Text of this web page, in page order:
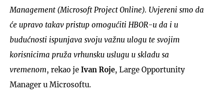
Management (Microsoft Project Online). Uvjereni smo da
će upravo takav pristup omogućiti HBOR-u da i u
budućnosti ispunjava svoju važnu ulogu te svojim
korisnicima pruža vrhunsku uslugu u skladu sa
vremenom, rekao je Ivan Roje, Large Opportunity
Manager u Microsoftu.